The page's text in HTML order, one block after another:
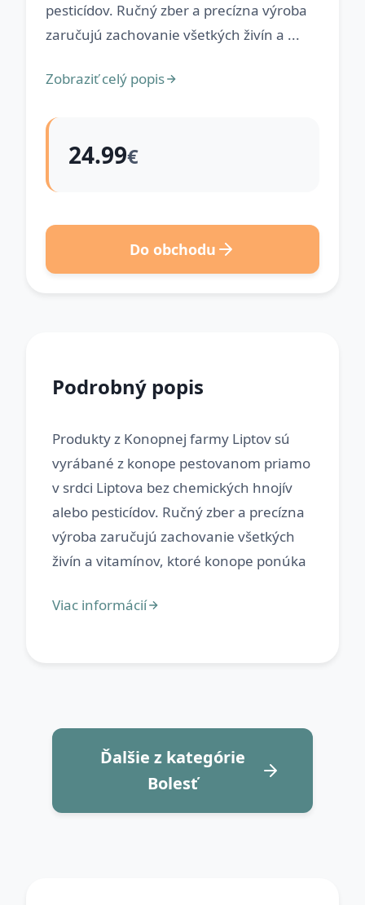
pesticídov. Ručný zber a precízna výroba
zaručujú zachovanie všetkých živín a ...
Zobraziť celý popis
24.99€
Do obchodu
Podrobný popis
Produkty z Konopnej farmy Liptov sú
vyrábané z konope pestovanom priamo
v srdci Liptova bez chemických hnojív
alebo pesticídov. Ručný zber a precízna
výroba zaručujú zachovanie všetkých
Ďalšie z kategórie
Bolesť